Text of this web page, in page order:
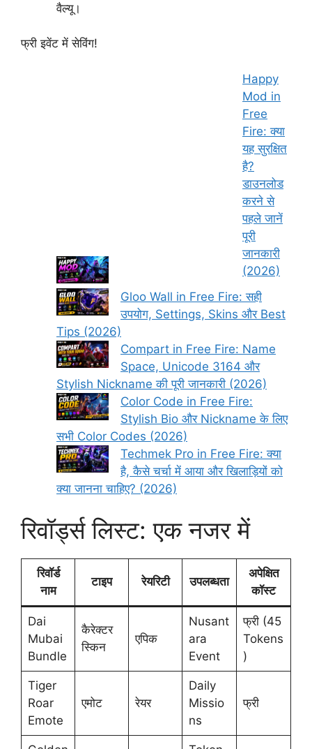
वैल्यू।
फ्री इवेंट में सेविंग!
Happy
Mod in
Free
Fire: क्या
यह सुरक्षित
है?
डाउनलोड
करने से
पहले जानें
पूरी
जानकारी
(2026)
Gloo Wall in Free Fire: सही
उपयोग, Settings, Skins और Best
Tips (2026)
Compart in Free Fire: Name
Space, Unicode 3164 और
Stylish Nickname की पूरी जानकारी (2026)
Color Code in Free Fire:
Stylish Bio और Nickname के लिए
सभी Color Codes (2026)
Techmek Pro in Free Fire: क्या
है, कैसे चर्चा में आया और खिलाड़ियों को
क्या जानना चाहिए? (2026)
रिवॉर्ड्स लिस्ट: एक नजर में
रिवॉर्ड
नाम
टाइप रेयरिटी उपलब्धता
अपेक्षित
कॉस्ट
Dai
Mubai
Bundle
कैरेक्टर
स्किन
एपिक
Nusant
ara
Event
फ्री (45
Tokens
)
Tiger
Roar
Emote
एमोट रेयर
Daily
Missio
ns
फ्री